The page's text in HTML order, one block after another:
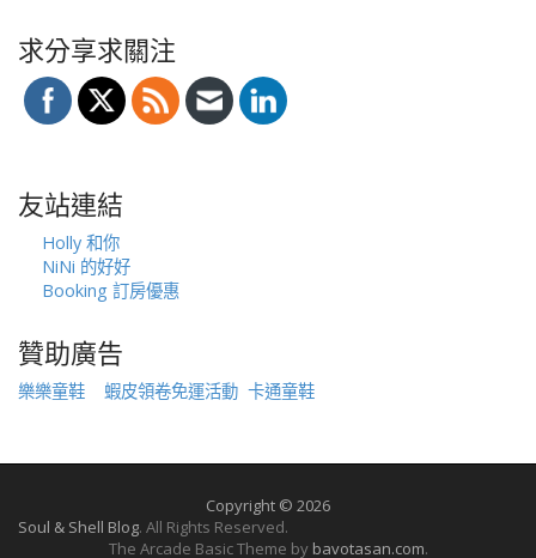
求分享求關注
友站連結
Holly 和你
NiNi 的好好
Booking 訂房優惠
贊助廣告
樂樂童鞋 蝦皮領卷免運活動 卡通童鞋
Copyright © 2026
Soul & Shell Blog. All Rights Reserved.
The Arcade Basic Theme by bavotasan.com.